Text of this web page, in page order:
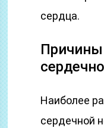
сердца.
Причины
Наиболее
сердечной